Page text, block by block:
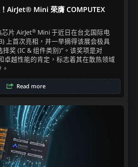
AirJet® Mini 荣膺 COMPUTEX
片 AirJet®Mini 于近日在台北国际电
上首次亮相，并一举摘得该展会极具
择奖 (IC & 组件类别)”。​ 该奖项是对
卓越性能的肯定，标志着其在散热领域
Read more